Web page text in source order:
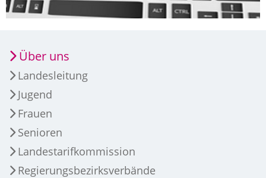
Über uns
Landesleitung
Jugend
Frauen
Senioren
Landestarifkommission
Regierungsbezirksverbände